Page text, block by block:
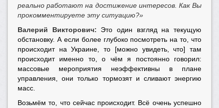
реально работают на достижение интересов. Как Вы
прокомментируете эту ситуацию?»
Валерий Викторович:
Это один взгляд на текущую
обстановку. А если более глубоко посмотреть на то, что
происходит на Украине, то [можно увидеть, что] там
происходит именно то, о чём я постоянно говорил:
массовые мероприятия неэффективны в плане
управления, они только тормозят и сливают энергию
масс.
Возьмём то, что сейчас происходит. Всё очень успешно